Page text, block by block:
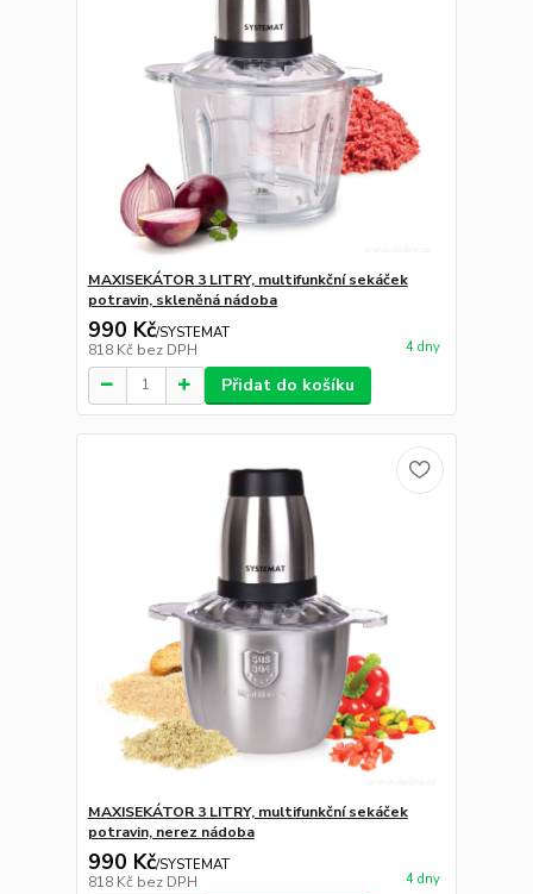
MAXISEKÁTOR 3 LITRY, multifunkční sekáček
potravin, skleněná nádoba
990 Kč/SYSTEMAT
818 Kč bez DPH 4 dny
Přidat do košíku
MAXISEKÁTOR 3 LITRY, multifunkční sekáček
potravin, nerez nádoba
990 Kč/SYSTEMAT
818 Kč bez DPH 4 dny